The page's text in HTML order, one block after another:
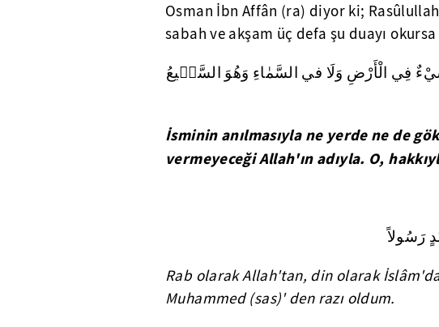
Osman İbn Affân (ra) diyor ki;
sabah ve akşam üç defa şu duayı
فِي الْأَرْضِ وَلَا في السَّمٰاءِ وَهُوَ السَّمٖيعُ
İsminin anılmasıyla ne yerde ne de
vermeyeceği Allah'ın adıyla. O,
رَسُولاً
Rab olarak Allah'tan, din olarak
Muhammed (sas)' den razı oldum.